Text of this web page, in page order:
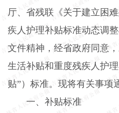
厅、省残联《关于建立困
疾人护理补贴标准动态调
文件精神，经省政府同意
生活补贴和重度残疾人护
贴”）标准。现将有关事项
一、补贴标准